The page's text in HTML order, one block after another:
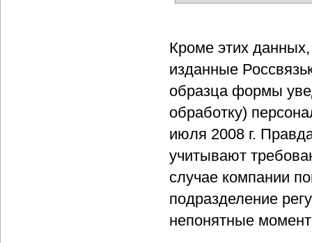
Кроме этих
изданные
образца формы
обработку)
июля 2008 г.
учитывают
случае компании
подразделение
непонятные